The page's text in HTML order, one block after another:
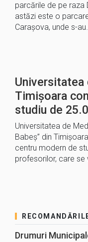
parcările de pe raza
astăzi este o
Carașova, unde s-
Universitatea
Timișoara
studiu de
Universitatea de
Babeş” din
centru modern de
profesorilor, care se
Drumuri